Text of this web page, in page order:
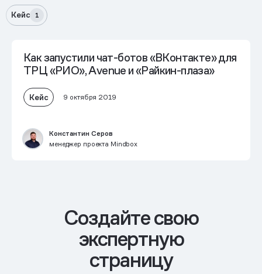
Кейс 1
Как запустили чат-ботов «ВКонтакте» для
ТРЦ «РИО», Avenue и «Райкин-плаза»
Кейс 9 октября 2019
Константин Серов
менеджер проекта Mindbox
Cоздайте свою
экспертную
страницу